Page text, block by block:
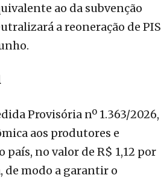
ao da subvenção
a reoneração de PIS
Provisória nº 1.363/2026,
aos produtores e
no valor de R$ 1,12 por
de modo a garantir o